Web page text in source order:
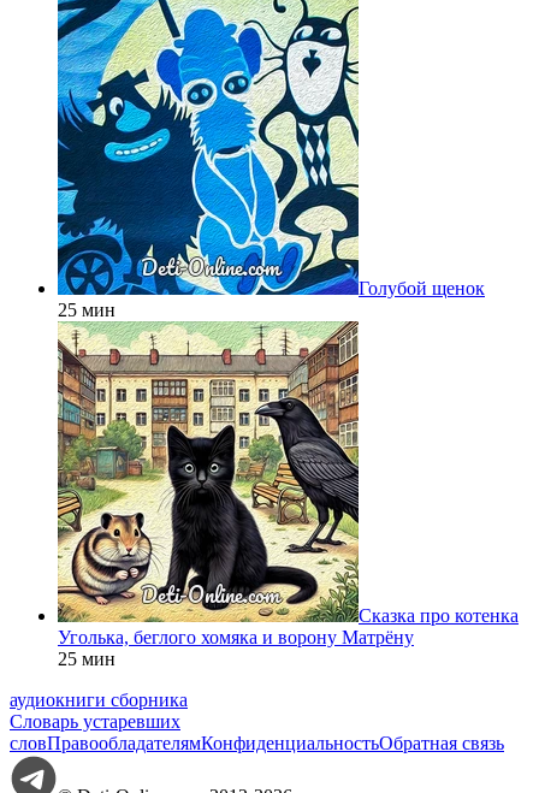
Голубой щенок
25 мин
Сказка про котенка
Уголька, беглого хомяка и ворону Матрёну
25 мин
аудиокниги сборника
Словарь устаревших
словПравообладателямКонфиденциальностьОбратная связь